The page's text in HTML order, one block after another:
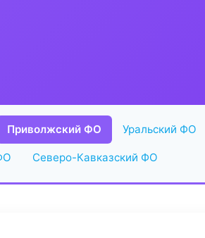
Приволжский ФО Уральский ФО
Северо-Кавказский ФО